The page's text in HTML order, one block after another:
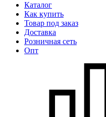
Каталог
Как купить
Товар под заказ
Доставка
Розничная сеть
Опт